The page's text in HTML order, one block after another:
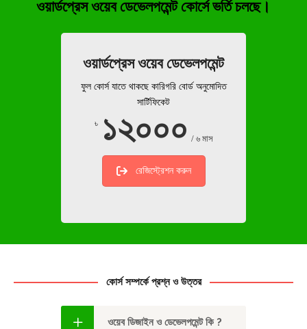
ওয়ার্ডপ্রেস ওয়েব ডেভেলপমেন্ট কোর্সে ভর্তি চলছে।
ওয়ার্ডপ্রেস ওয়েব ডেভেলপমেন্ট
ফুল কোর্স যাতে থাকছে কারিগরি বোর্ড অনুমোদিত
সার্টিফিকেট
৳ ১২০০০ / ৬ মাস
রেজিস্ট্রেশন করুন
কোর্স সম্পর্কে প্রশ্ন ও উত্তর
ওয়েব ডিজাইন ও ডেভেলপমেন্ট কি ?